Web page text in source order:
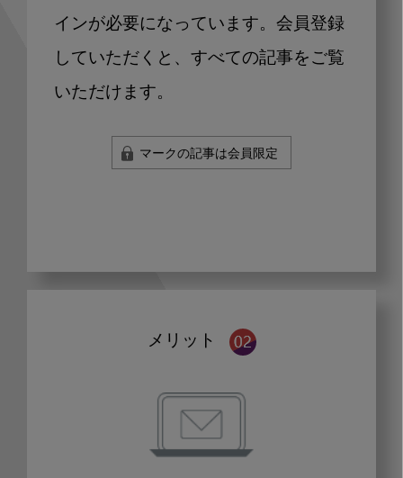
インが必要になっています。会員登録
していただくと、すべての記事をご覧
いただけます。
マークの記事は会員限定
メリット